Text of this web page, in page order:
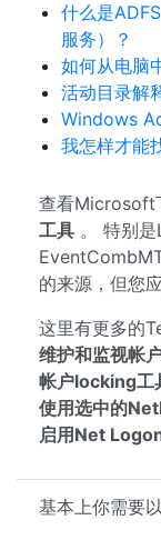
什么是
服务）？
如何从电脑
活动目录解
Windows
我怎样才能
查看Microsoft
工具 。 特别
的来源，但您
这里有更多的
维护和监视帐
帐户locking工
使用选中的
启用Net
基本上你需要